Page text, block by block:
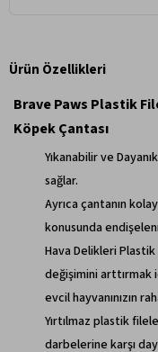
Ürün Özellikleri
Brave Paws Plastik
Köpek Çantası
Yıkanabilir ve
sağlar.
Ayrıca çantanın
konusunda
Hava Delikleri Plastik
değişimini arttırmak
evcil hayvanınızın
Yırtılmaz plastik
darbelerine karşı